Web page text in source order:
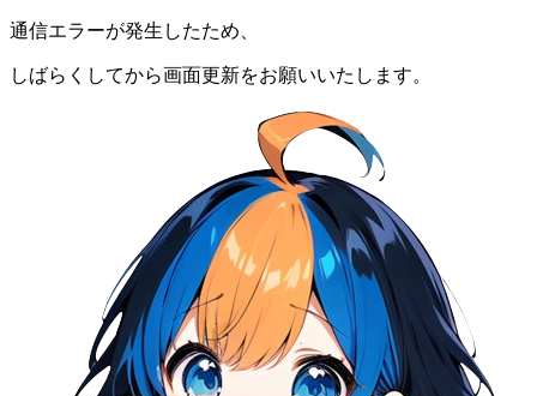
通信エラーが発生したため、
しばらくしてから画面更新をお願いいたします。